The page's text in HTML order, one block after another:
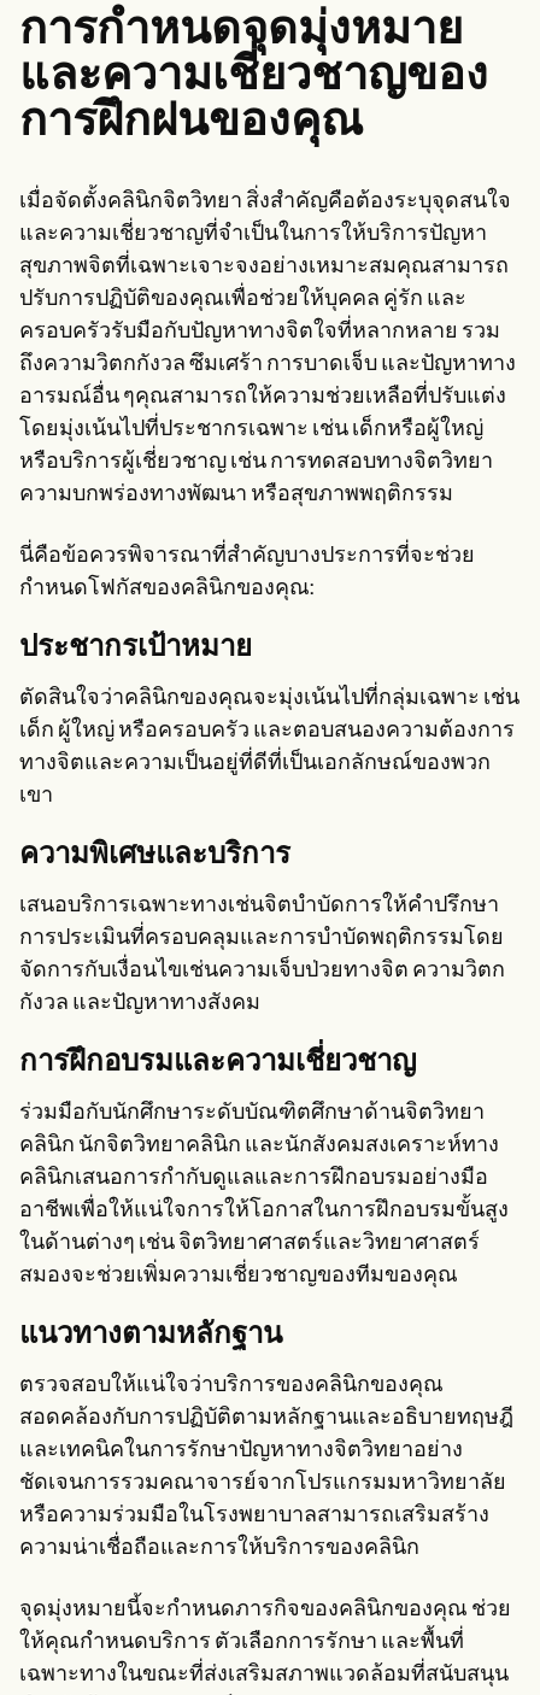
การกำหนดจุดมุ่งหมาย
และความเชี่ยวชาญของ
การฝึกฝนของคุณ
เมื่อจัดตั้งคลินิกจิตวิทยา สิ่งสำคัญคือต้องระบุจุดสนใจ
และความเชี่ยวชาญที่จำเป็นในการให้บริการปัญหา
สุขภาพจิตที่เฉพาะเจาะจงอย่างเหมาะสมคุณสามารถ
ปรับการปฏิบัติของคุณเพื่อช่วยให้บุคคล คู่รัก และ
ครอบครัวรับมือกับปัญหาทางจิตใจที่หลากหลาย รวม
ถึงความวิตกกังวล ซึมเศร้า การบาดเจ็บ และปัญหาทาง
อารมณ์อื่น ๆคุณสามารถให้ความช่วยเหลือที่ปรับแต่ง
โดยมุ่งเน้นไปที่ประชากรเฉพาะ เช่น เด็กหรือผู้ใหญ่
หรือบริการผู้เชี่ยวชาญ เช่น การทดสอบทางจิตวิทยา
ความบกพร่องทางพัฒนา หรือสุขภาพพฤติกรรม
นี่คือข้อควรพิจารณาที่สำคัญบางประการที่จะช่วย
กำหนดโฟกัสของคลินิกของคุณ:
ประชากรเป้าหมาย
ตัดสินใจว่าคลินิกของคุณจะมุ่งเน้นไปที่กลุ่มเฉพาะ เช่น
เด็ก ผู้ใหญ่ หรือครอบครัว และตอบสนองความต้องการ
ทางจิตและความเป็นอยู่ที่ดีที่เป็นเอกลักษณ์ของพวก
เขา
ความพิเศษและบริการ
เสนอบริการเฉพาะทางเช่นจิตบำบัดการให้คำปรึกษา
การประเมินที่ครอบคลุมและการบำบัดพฤติกรรมโดย
จัดการกับเงื่อนไขเช่นความเจ็บป่วยทางจิต ความวิตก
กังวล และปัญหาทางสังคม
การฝึกอบรมและความเชี่ยวชาญ
ร่วมมือกับนักศึกษาระดับบัณฑิตศึกษาด้านจิตวิทยา
คลินิก นักจิตวิทยาคลินิก และนักสังคมสงเคราะห์ทาง
คลินิกเสนอการกำกับดูแลและการฝึกอบรมอย่างมือ
อาชีพเพื่อให้แน่ใจการให้โอกาสในการฝึกอบรมขั้นสูง
ในด้านต่างๆ เช่น จิตวิทยาศาสตร์และวิทยาศาสตร์
สมองจะช่วยเพิ่มความเชี่ยวชาญของทีมของคุณ
แนวทางตามหลักฐาน
ตรวจสอบให้แน่ใจว่าบริการของคลินิกของคุณ
สอดคล้องกับการปฏิบัติตามหลักฐานและอธิบายทฤษฎี
และเทคนิคในการรักษาปัญหาทางจิตวิทยาอย่าง
ชัดเจนการรวมคณาจารย์จากโปรแกรมมหาวิทยาลัย
หรือความร่วมมือในโรงพยาบาลสามารถเสริมสร้าง
ความน่าเชื่อถือและการให้บริการของคลินิก
จุดมุ่งหมายนี้จะกำหนดภารกิจของคลินิกของคุณ ช่วย
ให้คุณกำหนดบริการ ตัวเลือกการรักษา และพื้นที่
เฉพาะทางในขณะที่ส่งเสริมสภาพแวดล้อมที่สนับสนุน